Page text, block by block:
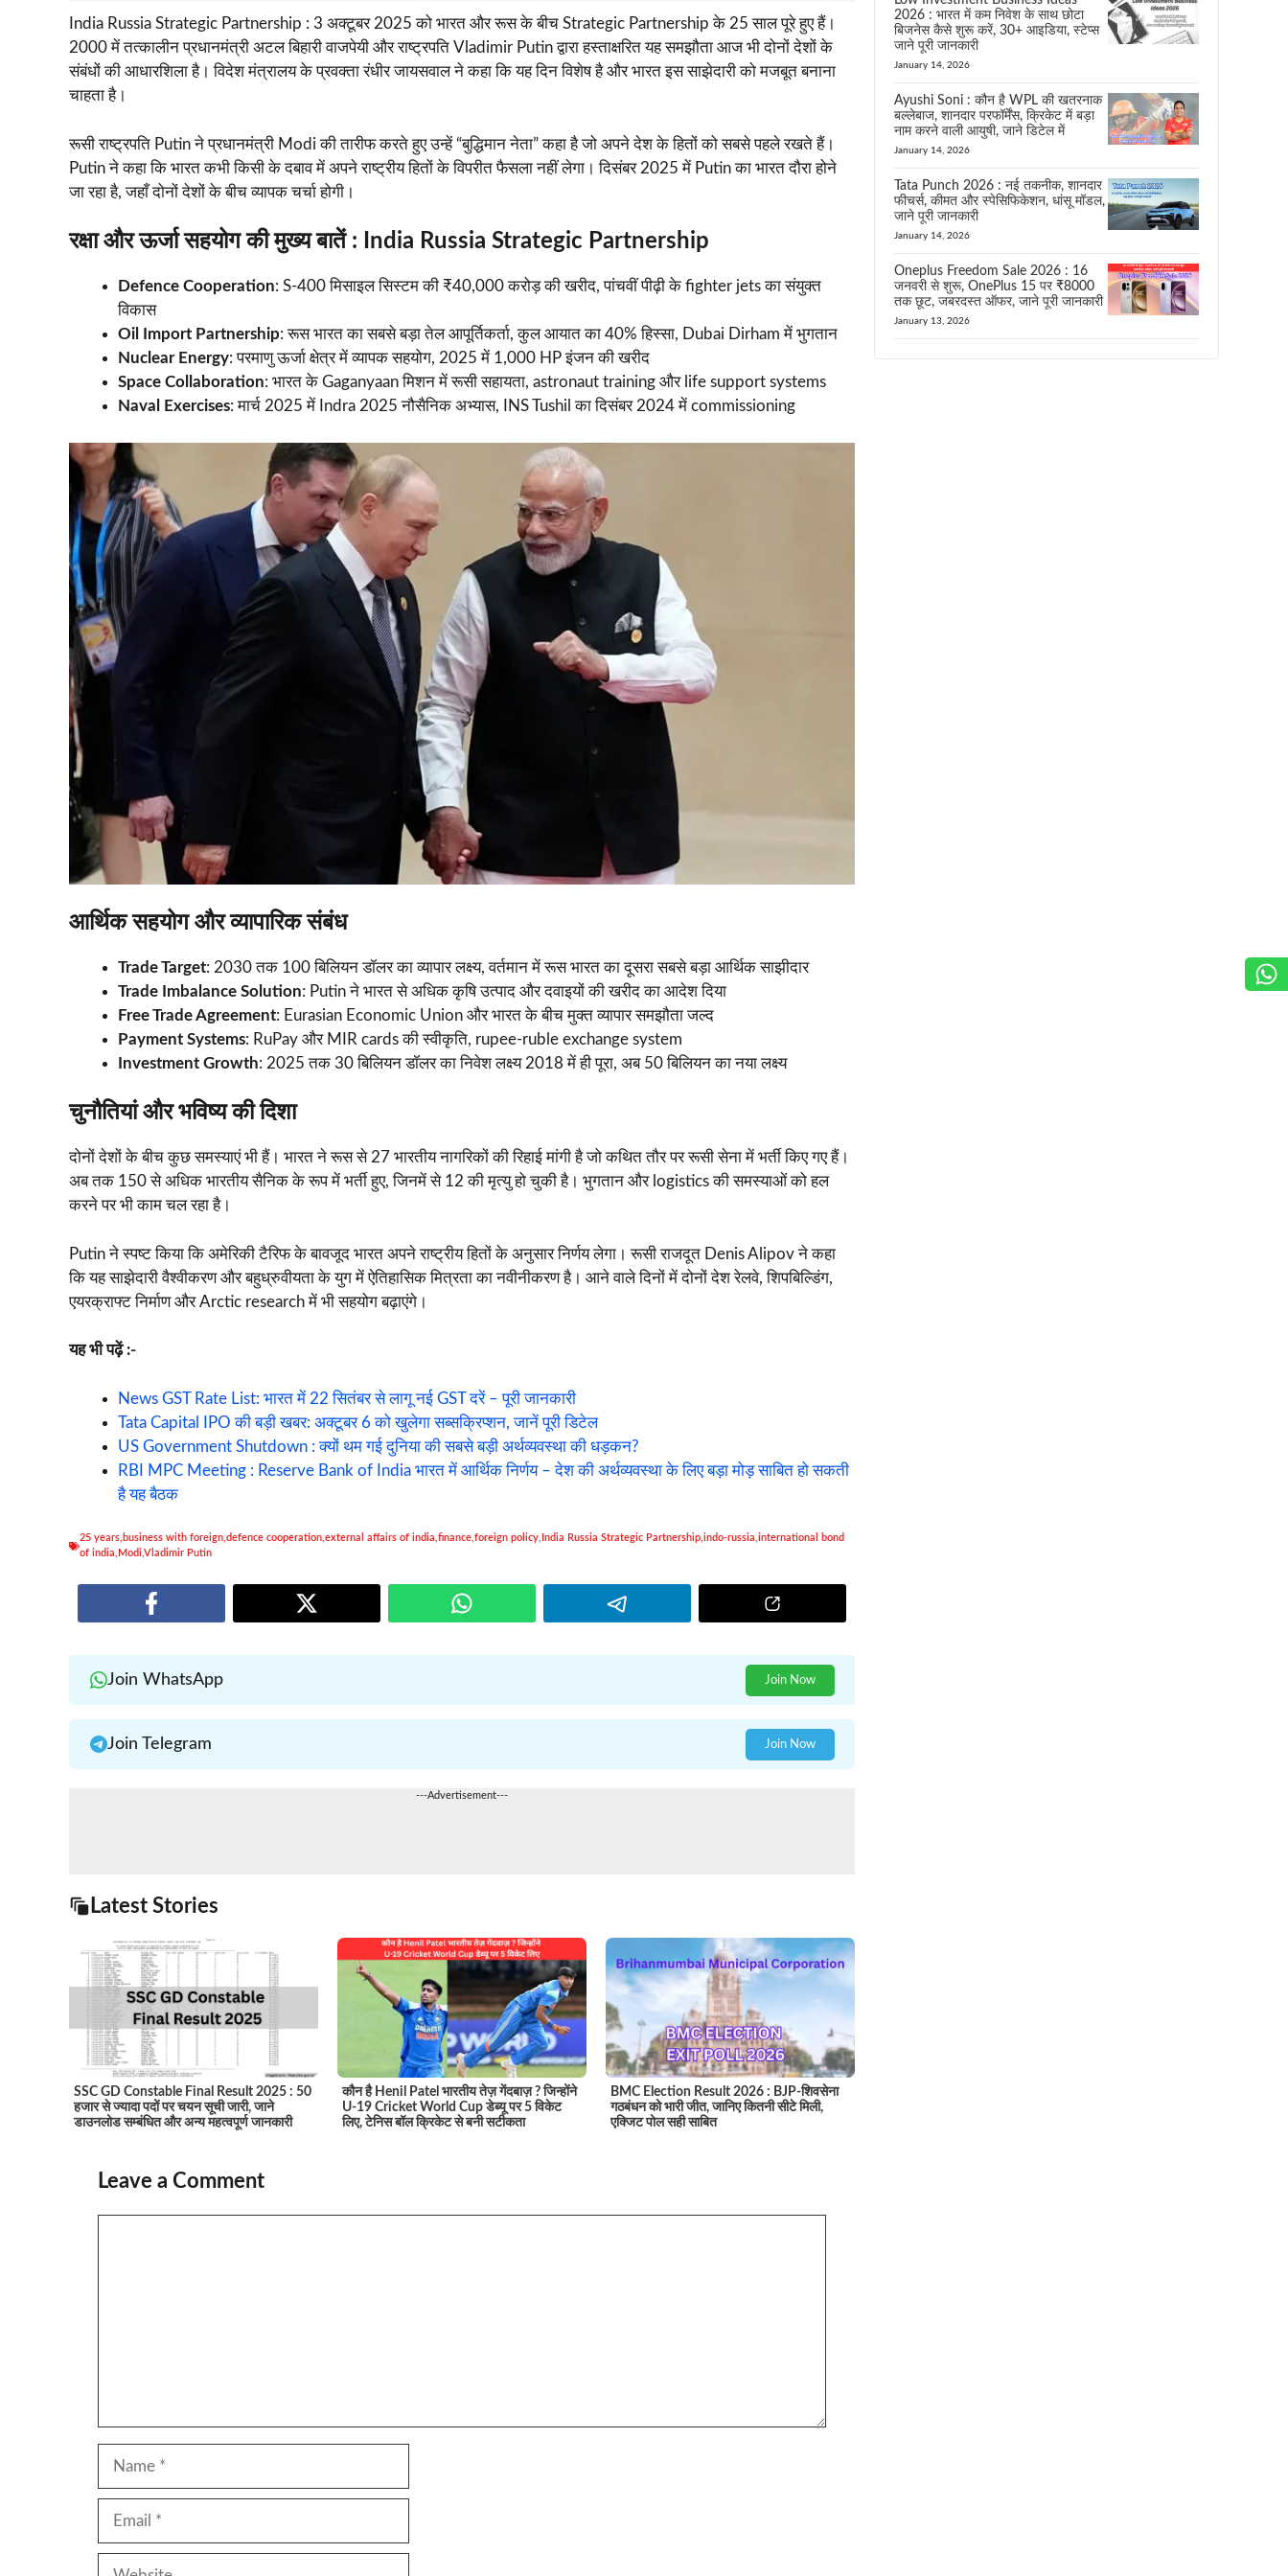
India Russia Strategic Partnership : 3 अक्टूबर 2025 को भारत और रूस के बीच Strategic Partnership के 25 साल पूरे हुए हैं।
2000 में तत्कालीन प्रधानमंत्री अटल बिहारी वाजपेयी और राष्ट्रपति Vladimir Putin द्वारा हस्ताक्षरित यह समझौता आज भी दोनों देशों के
संबंधों की आधारशिला है। विदेश मंत्रालय के प्रवक्ता रंधीर जायसवाल ने कहा कि यह दिन विशेष है और भारत इस साझेदारी को मजबूत बनाना
चाहता है।
रूसी राष्ट्रपति Putin ने प्रधानमंत्री Modi की तारीफ करते हुए उन्हें “बुद्धिमान नेता” कहा है जो अपने देश के हितों को सबसे पहले रखते हैं।
Putin ने कहा कि भारत कभी किसी के दबाव में अपने राष्ट्रीय हितों के विपरीत फैसला नहीं लेगा। दिसंबर 2025 में Putin का भारत दौरा होने
जा रहा है, जहाँ दोनों देशों के बीच व्यापक चर्चा होगी।
रक्षा और ऊर्जा सहयोग की मुख्य बातें : India Russia Strategic Partnership
Defence Cooperation: S-400 मिसाइल सिस्टम की ₹40,000 करोड़ की खरीद, पांचवीं पीढ़ी के fighter jets का संयुक्त
विकास
Oil Import Partnership: रूस भारत का सबसे बड़ा तेल आपूर्तिकर्ता, कुल आयात का 40% हिस्सा, Dubai Dirham में भुगतान
Nuclear Energy: परमाणु ऊर्जा क्षेत्र में व्यापक सहयोग, 2025 में 1,000 HP इंजन की खरीद
Space Collaboration: भारत के Gaganyaan मिशन में रूसी सहायता, astronaut training और life support systems
Naval Exercises: मार्च 2025 में Indra 2025 नौसैनिक अभ्यास, INS Tushil का दिसंबर 2024 में commissioning
आर्थिक सहयोग और व्यापारिक संबंध
Trade Target: 2030 तक 100 बिलियन डॉलर का व्यापार लक्ष्य, वर्तमान में रूस भारत का दूसरा सबसे बड़ा आर्थिक साझीदार
Trade Imbalance Solution: Putin ने भारत से अधिक कृषि उत्पाद और दवाइयों की खरीद का आदेश दिया
Free Trade Agreement: Eurasian Economic Union और भारत के बीच मुक्त व्यापार समझौता जल्द
Payment Systems: RuPay और MIR cards की स्वीकृति, rupee-ruble exchange system
Investment Growth: 2025 तक 30 बिलियन डॉलर का निवेश लक्ष्य 2018 में ही पूरा, अब 50 बिलियन का नया लक्ष्य
चुनौतियां और भविष्य की दिशा
दोनों देशों के बीच कुछ समस्याएं भी हैं। भारत ने रूस से 27 भारतीय नागरिकों की रिहाई मांगी है जो कथित तौर पर रूसी सेना में भर्ती किए गए हैं।
अब तक 150 से अधिक भारतीय सैनिक के रूप में भर्ती हुए, जिनमें से 12 की मृत्यु हो चुकी है। भुगतान और logistics की समस्याओं को हल
करने पर भी काम चल रहा है।
Putin ने स्पष्ट किया कि अमेरिकी टैरिफ के बावजूद भारत अपने राष्ट्रीय हितों के अनुसार निर्णय लेगा। रूसी राजदूत Denis Alipov ने कहा
कि यह साझेदारी वैश्वीकरण और बहुध्रुवीयता के युग में ऐतिहासिक मित्रता का नवीनीकरण है। आने वाले दिनों में दोनों देश रेलवे, शिपबिल्डिंग,
एयरक्राफ्ट निर्माण और Arctic research में भी सहयोग बढ़ाएंगे।
यह भी पढ़ें :-
News GST Rate List: भारत में 22 सितंबर से लागू नई GST दरें – पूरी जानकारी
Tata Capital IPO की बड़ी खबर: अक्टूबर 6 को खुलेगा सब्सक्रिप्शन, जानें पूरी डिटेल
US Government Shutdown : क्यों थम गई दुनिया की सबसे बड़ी अर्थव्यवस्था की धड़कन?
RBI MPC Meeting : Reserve Bank of India भारत में आर्थिक निर्णय – देश की अर्थव्यवस्था के लिए बड़ा मोड़ साबित हो सकती
है यह बैठक
25 years business with foreign defence cooperation external affairs of india finance foreign policy India Russia Strategic Partnership indo-russia international bond
of india Modi Vladimir Putin
Join WhatsApp Join Now
Join Telegram Join Now
---Advertisement---
Latest Stories
SSC GD Constable Final Result 2025 : 50
हजार से ज्यादा पदों पर चयन सूची जारी, जाने
डाउनलोड सम्बंधित और अन्य महत्वपूर्ण जानकारी
कौन है Henil Patel भारतीय तेज़ गेंदबाज़ ? जिन्होंने
U-19 Cricket World Cup डेब्यू पर 5 विकेट
लिए, टेनिस बॉल क्रिकेट से बनी सटीकता
BMC Election Result 2026 : BJP-शिवसेना
गठबंधन को भारी जीत, जानिए कितनी सीटे मिली,
एक्जिट पोल सही साबित
Leave a Comment
2026 : भारत में कम निवेश के साथ छोटा
बिजनेस कैसे शुरू करें, 30+ आइडिया, स्टेप्स
जाने पूरी जानकारी
January 14, 2026
Ayushi Soni : कौन है WPL की खतरनाक
बल्लेबाज, शानदार परफॉर्मेंस, क्रिकेट में बड़ा
नाम करने वाली आयुषी, जाने डिटेल में
January 14, 2026
Tata Punch 2026 : नई तकनीक, शानदार
फीचर्स, कीमत और स्पेसिफिकेशन, धांसू मॉडल,
जाने पूरी जानकारी
January 14, 2026
Oneplus Freedom Sale 2026 : 16
जनवरी से शुरू, OnePlus 15 पर ₹8000
तक छूट, जबरदस्त ऑफर, जाने पूरी जानकारी
January 13, 2026